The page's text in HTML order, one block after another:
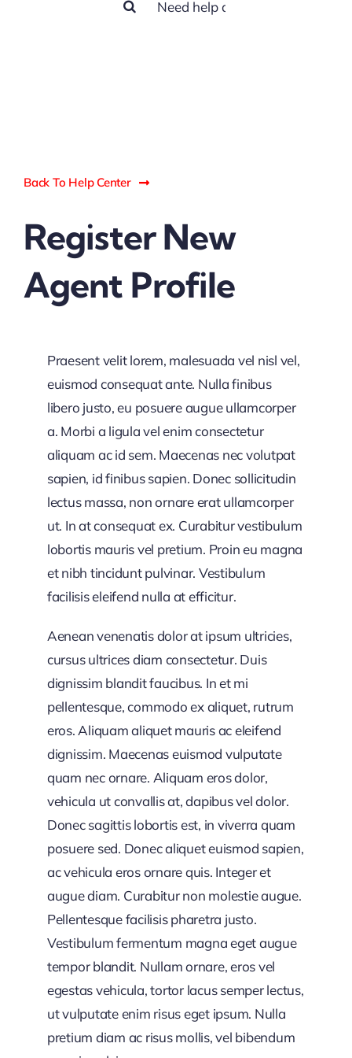
Back To Help Center
Register New
Agent Profile
Praesent velit lorem, malesuada vel nisl vel,
euismod consequat ante. Nulla finibus
libero justo, eu posuere augue ullamcorper
a. Morbi a ligula vel enim consectetur
aliquam ac id sem. Maecenas nec volutpat
sapien, id finibus sapien. Donec sollicitudin
lectus massa, non ornare erat ullamcorper
ut. In at consequat ex. Curabitur vestibulum
lobortis mauris vel pretium. Proin eu magna
et nibh tincidunt pulvinar. Vestibulum
facilisis eleifend nulla at efficitur.
Aenean venenatis dolor at ipsum ultricies,
cursus ultrices diam consectetur. Duis
dignissim blandit faucibus. In et mi
pellentesque, commodo ex aliquet, rutrum
eros. Aliquam aliquet mauris ac eleifend
dignissim. Maecenas euismod vulputate
quam nec ornare. Aliquam eros dolor,
vehicula ut convallis at, dapibus vel dolor.
Donec sagittis lobortis est, in viverra quam
posuere sed. Donec aliquet euismod sapien,
ac vehicula eros ornare quis. Integer et
augue diam. Curabitur non molestie augue.
Pellentesque facilisis pharetra justo.
Vestibulum fermentum magna eget augue
tempor blandit. Nullam ornare, eros vel
egestas vehicula, tortor lacus semper lectus,
ut vulputate enim risus eget ipsum. Nulla
pretium diam ac risus mollis, vel bibendum